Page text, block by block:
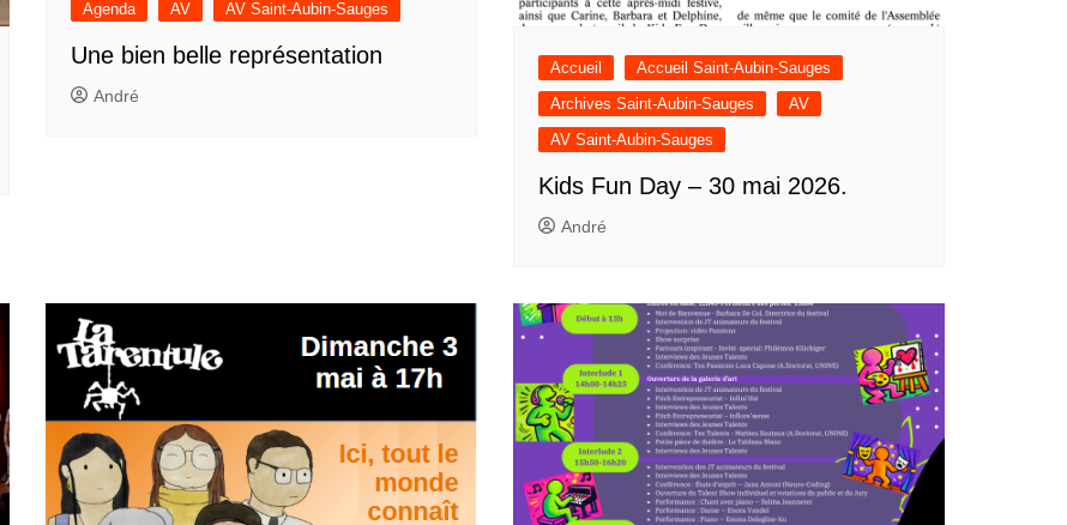
Agenda
AV AV Saint-Aubin-Sauges
Une bien belle représentation
André
Accueil
Accueil Saint-Aubin-Sauges
Archives Saint-Aubin-Sauges
AV
AV Saint-Aubin-Sauges
Kids Fun Day – 30 mai 2026.
André